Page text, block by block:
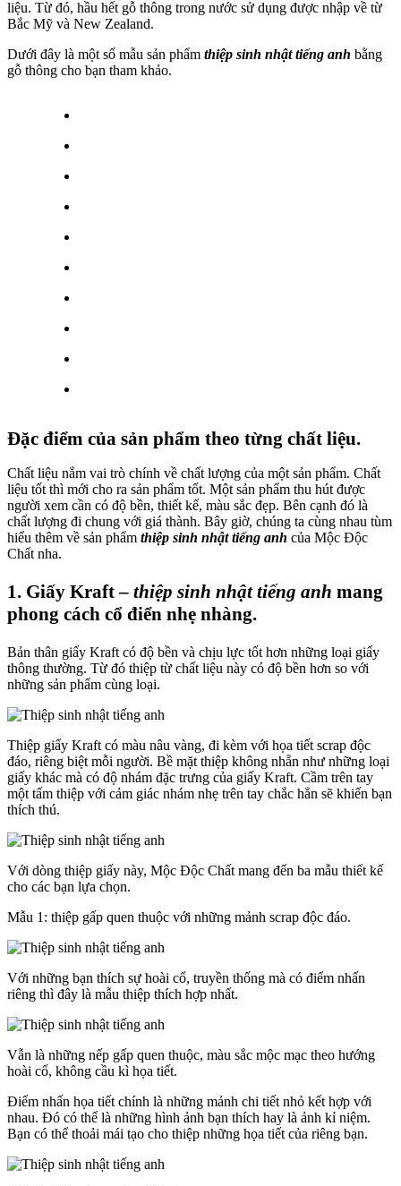
liệu. Từ đó, hầu hết gỗ thông trong nước sử dụng được nhập về từ
Bắc Mỹ và New Zealand.
Dưới đây là một số mẫu sản phẩm thiệp sinh nhật tiếng anh bằng
gỗ thông cho bạn tham khảo.
Đặc điểm của sản phẩm theo từng chất liệu.
Chất liệu nắm vai trò chính về chất lượng của một sản phẩm. Chất
liệu tốt thì mới cho ra sản phẩm tốt. Một sản phẩm thu hút được
người xem cần có độ bền, thiết kế, màu sắc đẹp. Bên cạnh đó là
chất lượng đi chung với giá thành. Bây giờ, chúng ta cùng nhau tùm
hiểu thêm về sản phẩm thiệp sinh nhật tiếng anh của Mộc Độc
Chất nha.
1. Giấy Kraft – thiệp sinh nhật tiếng anh mang
phong cách cổ điển nhẹ nhàng.
Bản thân giấy Kraft có độ bền và chịu lực tốt hơn những loại giấy
thông thường. Từ đó thiệp từ chất liệu này có độ bền hơn so với
những sản phẩm cùng loại.
Thiệp giấy Kraft có màu nâu vàng, đi kèm với họa tiết scrap độc
đáo, riêng biệt mỗi người. Bề mặt thiệp không nhẵn như những loại
giấy khác mà có độ nhám đặc trưng của giấy Kraft. Cầm trên tay
một tấm thiệp với cảm giác nhám nhẹ trên tay chắc hẳn sẽ khiến bạn
thích thú.
Với dòng thiệp giấy này, Mộc Độc Chất mang đến ba mẫu thiết kế
cho các bạn lựa chọn.
Mẫu 1: thiệp gấp quen thuộc với những mảnh scrap độc đáo.
Với những bạn thích sự hoài cổ, truyền thống mà có điểm nhấn
riêng thì đây là mẫu thiệp thích hợp nhất.
Vẫn là những nếp gấp quen thuộc, màu sắc mộc mạc theo hướng
hoài cổ, không cầu kì họa tiết.
Điểm nhấn họa tiết chính là những mảnh chi tiết nhỏ kết hợp với
nhau. Đó có thể là những hình ảnh bạn thích hay là ảnh kỉ niệm.
Bạn có thể thoải mái tạo cho thiệp những họa tiết của riêng bạn.